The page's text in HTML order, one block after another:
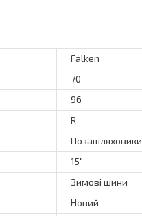
Falken
70
96
R
Позашляховики
15"
Зимові шини
Новий